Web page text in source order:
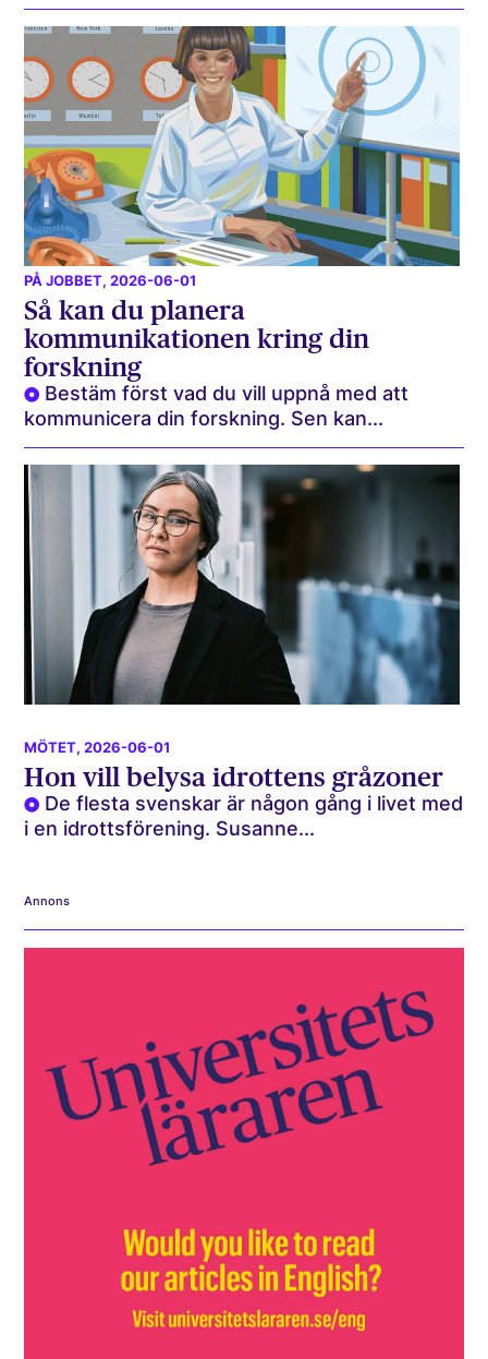
PÅ JOBBET, 2026-06-01
Så kan du planera
kommunikationen kring din
forskning
Bestäm först vad du vill uppnå med att
kommunicera din forskning. Sen kan...
MÖTET, 2026-06-01
Hon vill belysa idrottens gråzoner
De flesta svenskar är någon gång i livet med
i en idrottsförening. Susanne...
Annons